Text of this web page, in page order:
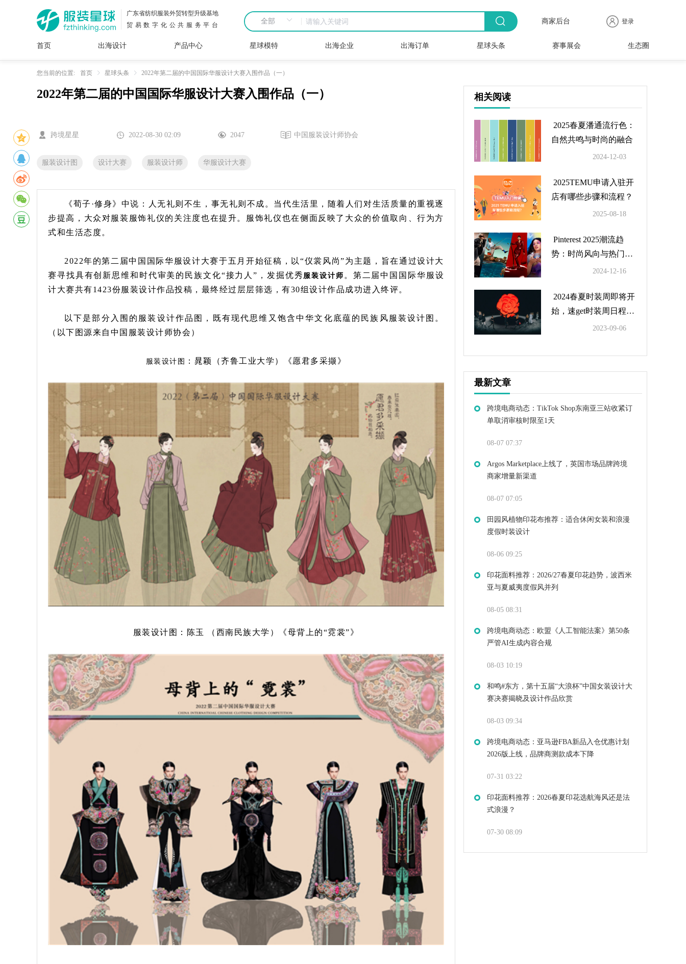
广东省纺织服装外贸转型升级基地
贸易数字化公共服务平台
商家后台 登录
首页 出海设计
面料
花型
插画
图案
服装
设计
产品中心
女装
内衣
男装
运动
服
童装
牛仔
服装
星球模特 出海企业 出海订单 星球头条
快报
电商
速递
专访
聚焦
品牌
赛事展会 生态圈
您当前的位置: 首页 星球头条 2022年第二届的中国国际华服设计大赛入围作品（一）
2022年第二届的中国国际华服设计大赛入围作品（一）
跨境星星 2022-08-30 02:09 2047 中国服装设计师协会
服装设计图 设计大赛 服装设计师 华服设计大赛
《荀子·修身》中说：人无礼则不生，事无礼则不成。当代生活里，随着人们对生活质量的重视逐
步提高，大众对服装服饰礼仪的关注度也在提升。服饰礼仪也在侧面反映了大众的价值取向、行为方
式和生活态度。
2022年的第二届中国国际华服设计大赛于五月开始征稿，以“仪裳风尚”为主题，旨在通过设计大
赛寻找具有创新思维和时代审美的民族文化“接力人”，发掘优秀 服装设计师 。第二届中国国际华服设
计大赛共有1423份服装设计作品投稿，最终经过层层筛选，有30组设计作品成功进入终评。
以下是部分入围的服装设计作品图，既有现代思维又饱含中华文化底蕴的民族风服装设计图。
（以下图源来自中国服装设计师协会）
服装设计图 ：晁颖（齐鲁工业大学）《愿君多采撷》
服装设计图：陈玉 （西南民族大学）《母背上的“霓裳”》
相关阅读
自然共鸣与时尚的融合
2024-12-03
店有哪些步骤和流程？
2025-08-18
势：时尚风向与热门搜
2024-12-16
始，速get时装周日程及
2023-09-06
最新文章
跨境电商动态：TikTok Shop东南亚三站收紧订
单取消审核时限至1天
08-07 07:37
Argos Marketplace上线了，英国市场品牌跨境
商家增量新渠道
08-07 07:05
田园风植物印花布推荐：适合休闲女装和浪漫
度假时装设计
08-06 09:25
印花面料推荐：2026/27春夏印花趋势，波西米
亚与夏威夷度假风并列
08-05 08:31
跨境电商动态：欧盟《人工智能法案》第50条
严管AI生成内容合规
08-03 10:19
和鸣#东方，第十五届“大浪杯”中国女装设计大
赛决赛揭晓及设计作品欣赏
08-03 09:34
跨境电商动态：亚马逊FBA新品入仓优惠计划
2026版上线，品牌商测款成本下降
07-31 03:22
印花面料推荐：2026春夏印花选航海风还是法
式浪漫？
07-30 08:09